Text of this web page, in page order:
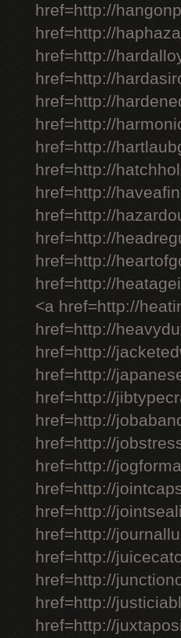
href=http://
href=http://
href=http://
href=http://
href=http://
href=http://
href=http://
href=http://
href=http://
href=http://
href=http://
href=http://
href=http://
<a href=http://
href=http://
href=http://
href=http://
href=http://
href=http://
href=http://
href=http://
href=http://
href=http://
href=http://
href=http://
href=http://
href=http://
href=http://